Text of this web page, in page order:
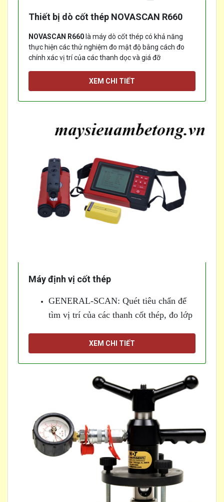
Thiết bị dò cốt thép NOVASCAN R660
NOVASCAN R660 là máy dò cốt thép có khả năng
thực hiện các thử nghiệm đo mật độ bằng cách đo
chính xác vị trí của các thanh dọc và giá đỡ
XEM CHI TIẾT
Máy định vị cốt thép
GENERAL-SCAN: Quét tiêu chẩn để
tìm vị trí của các thanh cốt thép, đo lớp
các thanh thép và giá đỡ
[...]
XEM CHI TIẾT